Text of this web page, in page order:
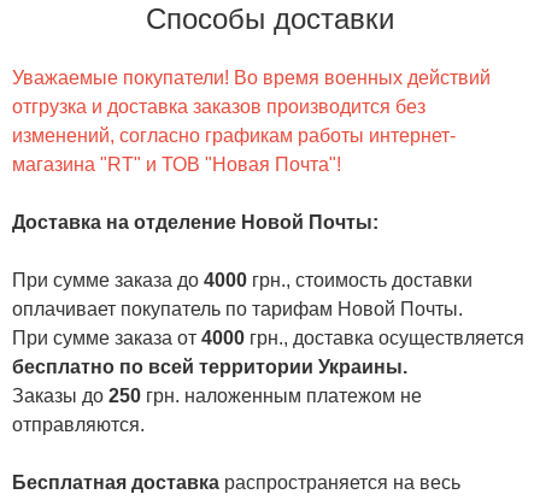
Способы доставки
Уважаемые покупатели! Во время военных действий
отгрузка и доставка заказов производится без
изменений, согласно графикам работы интернет-
магазина "RT" и ТОВ "Новая Почта"!
Доставка на отделение Новой Почты:
При сумме заказа до 4000 грн., стоимость доставки
оплачивает покупатель по тарифам Новой Почты.
При сумме заказа от 4000 грн., доставка осуществляется
бесплатно по всей территории Украины.
Заказы до 250 грн. наложенным платежом не
отправляются.
Бесплатная доставка распространяется на весь